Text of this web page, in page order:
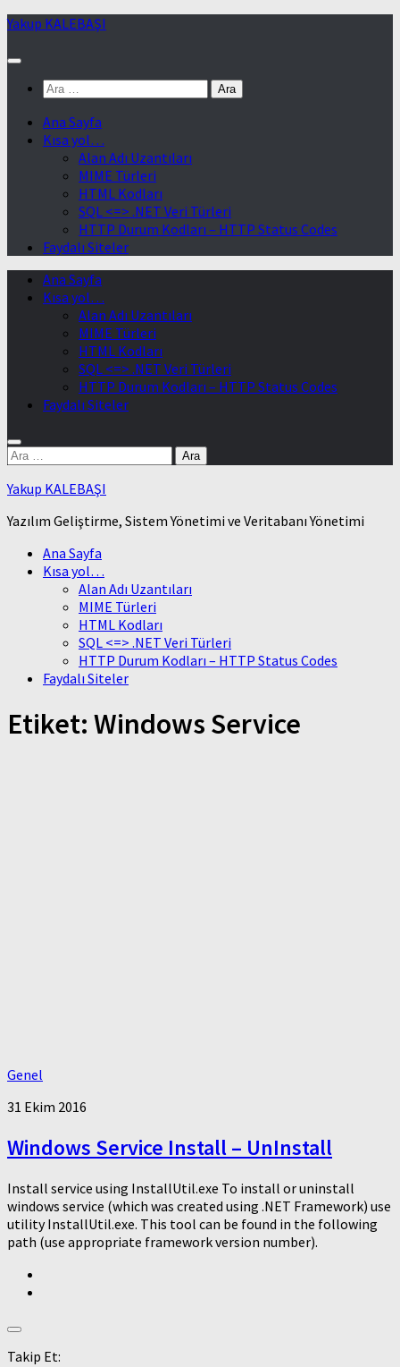
Skip
content
Yakup KALEBAŞI
Arama:
Ana Sayfa
Kısa yol…
Alan Adı Uzantıları
MIME Türleri
HTML Kodları
SQL <=> .NET Veri Türleri
HTTP Durum Kodları – HTTP Status Codes
Faydalı Siteler
Ana Sayfa
Kısa yol…
Alan Adı Uzantıları
MIME Türleri
HTML Kodları
SQL <=> .NET Veri Türleri
HTTP Durum Kodları – HTTP Status Codes
Faydalı Siteler
Arama:
Yakup KALEBAŞI
Yazılım Geliştirme, Sistem Yönetimi ve Veritabanı Yönetimi
Ana Sayfa
Kısa yol…
Alan Adı Uzantıları
MIME Türleri
HTML Kodları
SQL <=> .NET Veri Türleri
HTTP Durum Kodları – HTTP Status Codes
Faydalı Siteler
Etiket: Windows Service
Genel
31 Ekim 2016
Windows Service Install – UnInstall
Install service using InstallUtil.exe To install or uninstall
windows service (which was created using .NET Framework) use
utility InstallUtil.exe. This tool can be found in the following
path (use appropriate framework version number).
Takip Et: